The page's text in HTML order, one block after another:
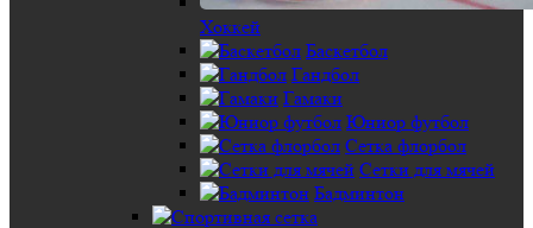
Хоккей
Баскетбол
Гандбол
Гамаки
Юниор футбол
Сетка флорбол
Сетки для мячей
Бадминтон